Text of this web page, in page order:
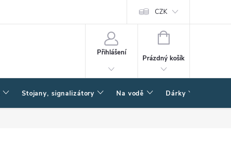
CZK
Přihlášení
NÁKUPNÍ
Prázdný košík
Stojany, signalizátory Na vodě Dárky